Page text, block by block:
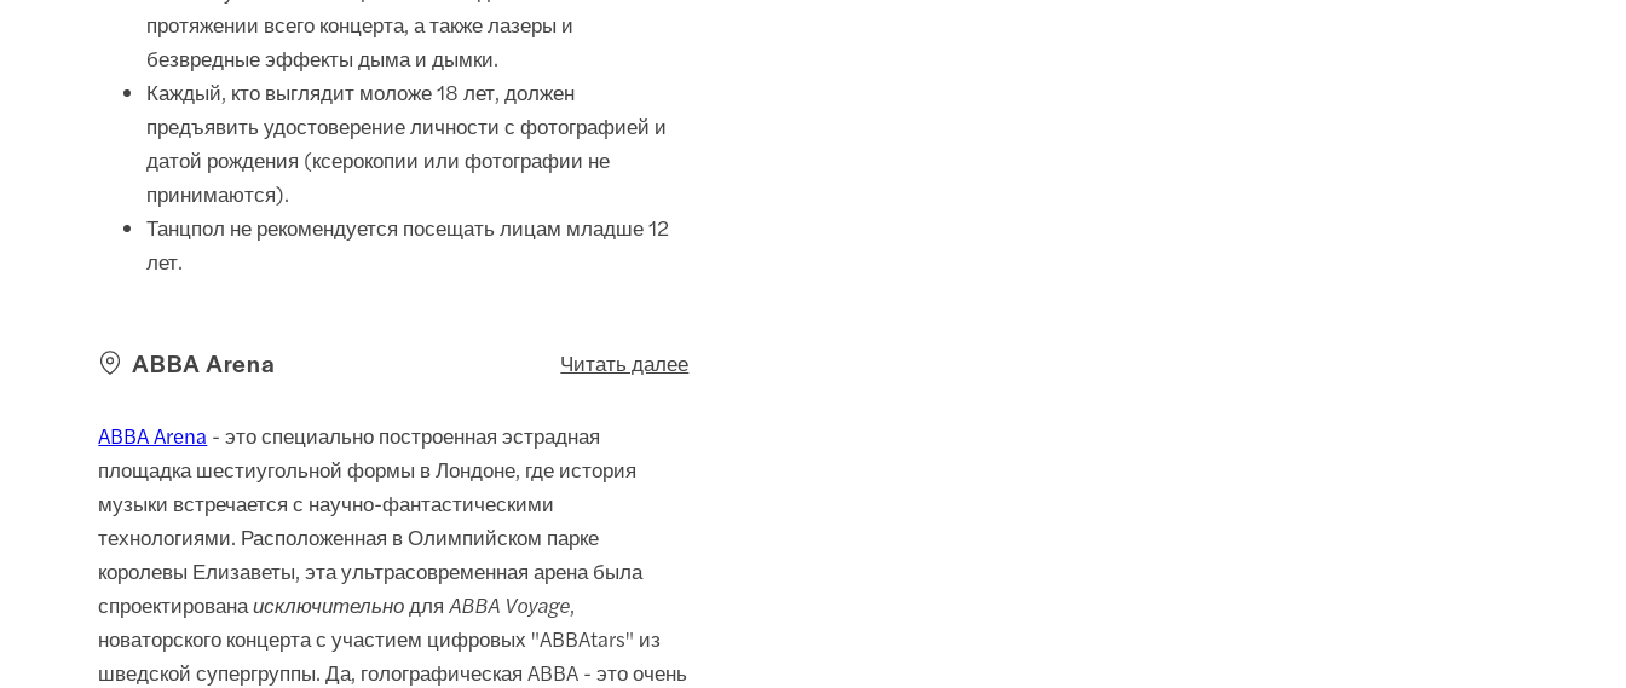
протяжении всего концерта, а также лазеры и
безвредные эффекты дыма и дымки.
Каждый, кто выглядит моложе 18 лет, должен
предъявить удостоверение личности с фотографией и
датой рождения (ксерокопии или фотографии не
принимаются).
Танцпол не рекомендуется посещать лицам младше 12
лет.
ABBA Arena Читать далее
ABBA Arena - это специально построенная эстрадная
площадка шестиугольной формы в Лондоне, где история
музыки встречается с научно-фантастическими
технологиями. Расположенная в Олимпийском парке
королевы Елизаветы, эта ультрасовременная арена была
спроектированаисключительнодляABBA Voyage,
новаторского концерта с участием цифровых "ABBAtars" из
шведской супергруппы. Да, голографическая ABBA - это очень